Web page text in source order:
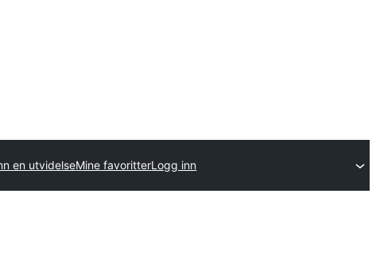
en utvidelseMine favoritterLogg inn